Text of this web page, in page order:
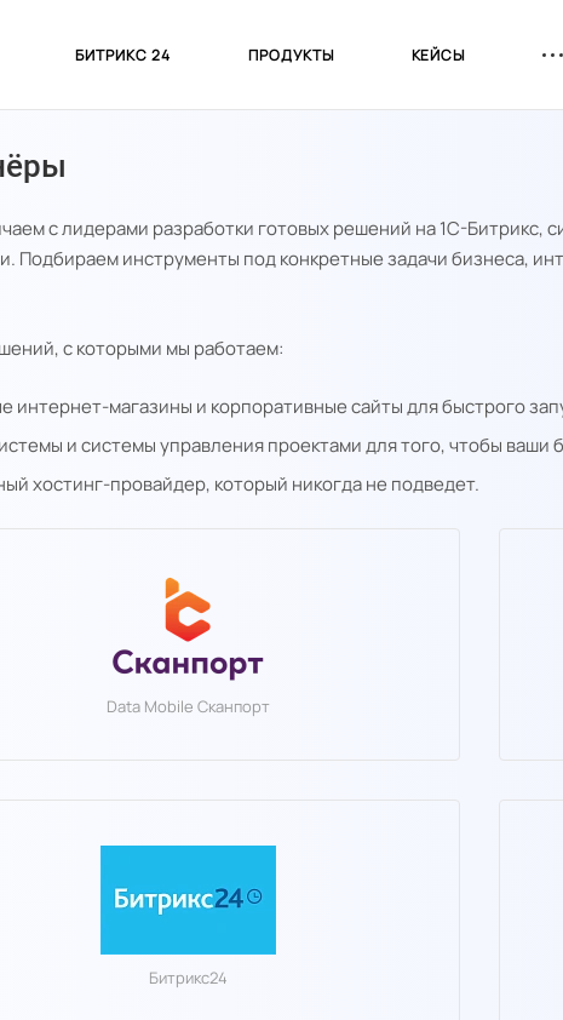
БИТРИКС 24 ПРОДУКТЫ КЕЙСЫ
с лидерами разработки готовых решений на 1С-Битрикс,
Подбираем инструменты под конкретные задачи бизнеса,
с которыми мы работаем:
интернет-магазины и корпоративные сайты для быстрого
и системы управления проектами для того, чтобы
хостинг-провайдер, который никогда не подведет.
Data Mobile Сканпорт
Битрикс24